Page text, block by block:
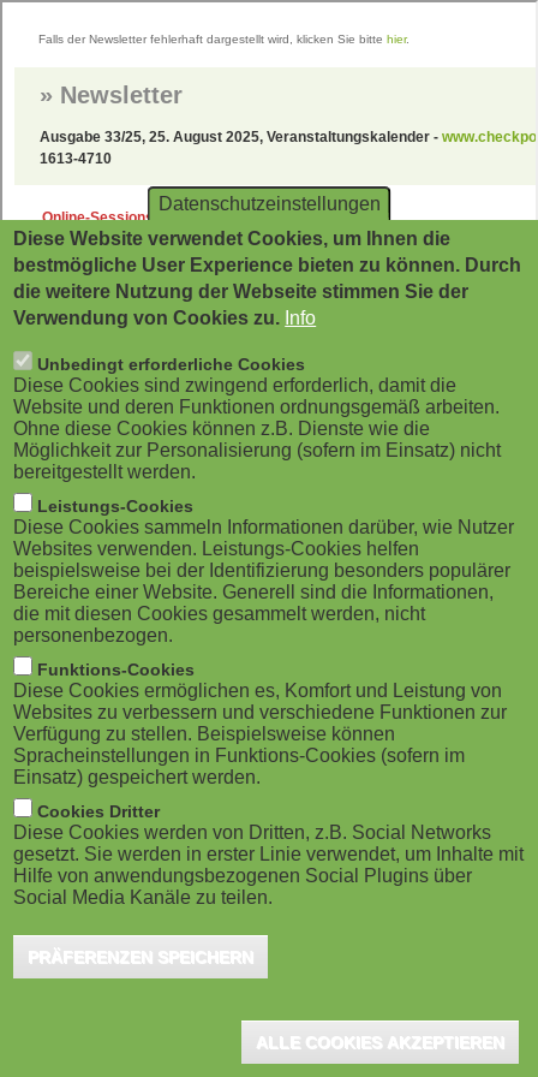
zum
Datenschutzeinstellungen
Diese Website verwendet Cookies, um Ihnen die
bestmögliche User Experience bieten zu können. Durch
die weitere Nutzung der Webseite stimmen Sie der
Verwendung von Cookies zu. Info
Unbedingt erforderliche Cookies
Diese Cookies sind zwingend erforderlich, damit die
Website und deren Funktionen ordnungsgemäß arbeiten.
Ohne diese Cookies können z.B. Dienste wie die
Möglichkeit zur Personalisierung (sofern im Einsatz) nicht
bereitgestellt werden.
Leistungs-Cookies
Diese Cookies sammeln Informationen darüber, wie Nutzer
Websites verwenden. Leistungs-Cookies helfen
beispielsweise bei der Identifizierung besonders populärer
Bereiche einer Website. Generell sind die Informationen,
die mit diesen Cookies gesammelt werden, nicht
personenbezogen.
Funktions-Cookies
Diese Cookies ermöglichen es, Komfort und Leistung von
Websites zu verbessern und verschiedene Funktionen zur
Verfügung zu stellen. Beispielsweise können
Spracheinstellungen in Funktions-Cookies (sofern im
Einsatz) gespeichert werden.
Cookies Dritter
Diese Cookies werden von Dritten, z.B. Social Networks
gesetzt. Sie werden in erster Linie verwendet, um Inhalte mit
Hilfe von anwendungsbezogenen Social Plugins über
Social Media Kanäle zu teilen.
PRÄFERENZEN SPEICHERN
ALLE COOKIES AKZEPTIEREN